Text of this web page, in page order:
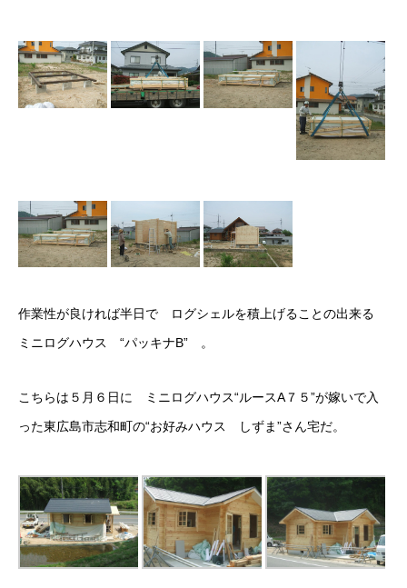
作業性が良ければ半日で ログシェルを積上げることの出来る
ミニログハウス “パッキナB” 。
こちらは５月６日に ミニログハウス“ルースA７５”が嫁いで入
った東広島市志和町の“お好みハウス しずま”さん宅だ。